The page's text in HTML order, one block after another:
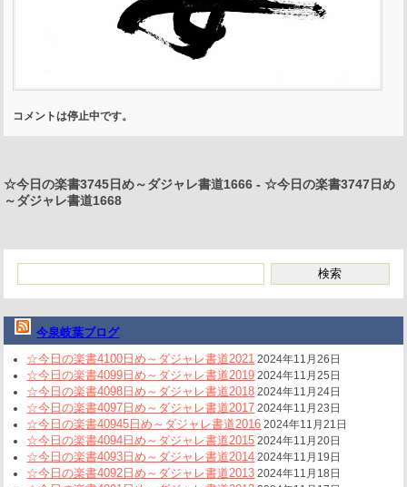
コメントは停止中です。
☆今日の楽書3745日め～ダジャレ書道1666 -☆今日の楽書3747日め
～ダジャレ書道1668
今泉岐葉ブログ
☆今日の楽書4100日め～ダジャレ書道2021 2024年11月26日
☆今日の楽書4099日め～ダジャレ書道2019 2024年11月25日
☆今日の楽書4098日め～ダジャレ書道2018 2024年11月24日
☆今日の楽書4097日め～ダジャレ書道2017 2024年11月23日
☆今日の楽書40945日め～ダジャレ書道2016 2024年11月21日
☆今日の楽書4094日め～ダジャレ書道2015 2024年11月20日
☆今日の楽書4093日め～ダジャレ書道2014 2024年11月19日
☆今日の楽書4092日め～ダジャレ書道2013 2024年11月18日